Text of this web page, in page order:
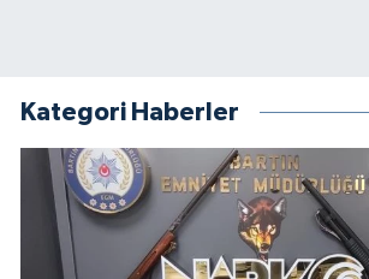
Kategori Haberler